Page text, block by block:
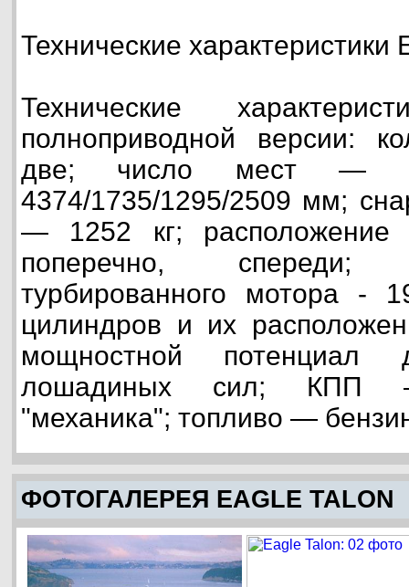
Технические характеристики
Технические
полноприводной версии:
две; число мест —
4374/1735/1295/2509 мм;
— 1252 кг; расположение
поперечно,
турбированного мотора -
цилиндров и их
мощностной
лошадиных сил; КПП —
"механика"; топливо —
ФОТОГАЛЕРЕЯ EAGLE TALON